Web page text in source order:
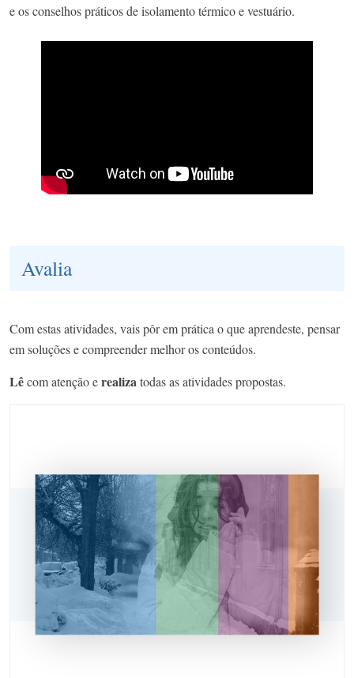
e os conselhos práticos de isolamento térmico e vestuário.
Avalia
Com estas atividades, vais pôr em prática o que aprendeste, pensar
em soluções e compreender melhor os conteúdos.
Lêcom atenção erealizatodas as atividades propostas.